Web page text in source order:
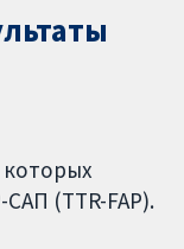
(TTR-FAP).